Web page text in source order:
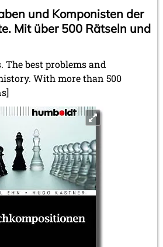
und Komponisten der
Mit über 500 Rätseln und
The best problems and
With more than 500